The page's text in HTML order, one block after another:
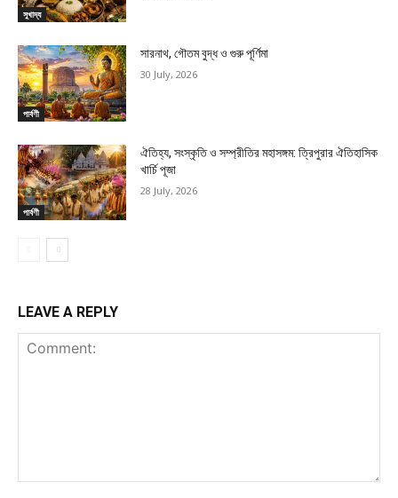
সুখাদ্য
পার্বণী
সারনাথ, গৌতম বুদ্ধ ও গুরু পূর্ণিমা
30 July, 2026
পার্বণী
ঐতিহ্য, সংস্কৃতি ও সম্প্রীতির মহাসঙ্গম: ত্রিপুরার ঐতিহাসিক
খার্চি পূজা
28 July, 2026
LEAVE A REPLY